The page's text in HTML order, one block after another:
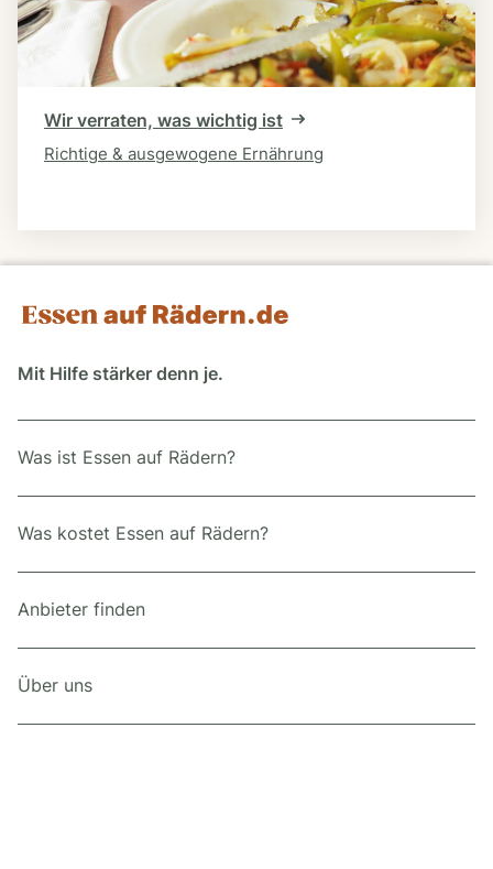
Wir verraten, was wichtig ist
Richtige & ausgewogene Ernährung
Mit Hilfe stärker denn je.
Was ist Essen auf Rädern?
Was kostet Essen auf Rädern?
Anbieter finden
Über uns